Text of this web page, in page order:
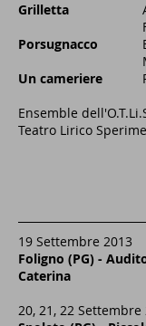
Grilletta
Porsugnacco
Un cameriere
Ensemble
Teatro Lirico
19 Settembre 2013
Foligno (PG) -
Caterina
20, 21, 22 Settembre